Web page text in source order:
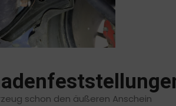
schon den äußeren Anschein